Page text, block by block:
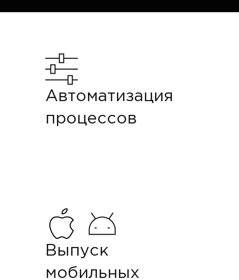
Автоматизация
процессов
Выпуск
мобильных